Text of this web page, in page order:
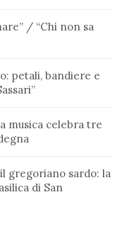
/ “Chi non sa
petali, bandiere e
musica celebra tre
gregoriano sardo: la
di San